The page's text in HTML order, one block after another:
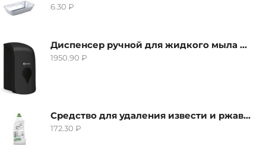
6.30 ₽
Диспенсер ручной для жидкого мыла Grass IT-0638, черный
1950.90 ₽
Средство для удаления извести и ржавчины Grass Gloss-Gel, 500мл
172.30 ₽